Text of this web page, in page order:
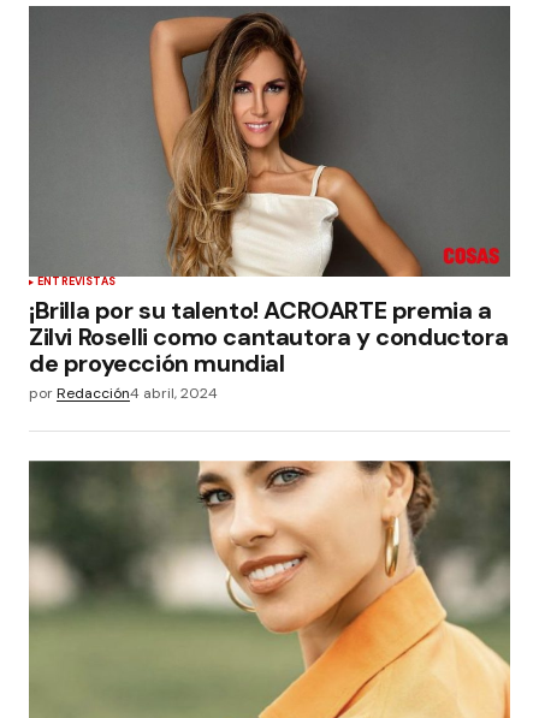
ENTREVISTAS
¡Brilla por su talento! ACROARTE premia a
Zilvi Roselli como cantautora y conductora
de proyección mundial
porRedacción4 abril, 2024